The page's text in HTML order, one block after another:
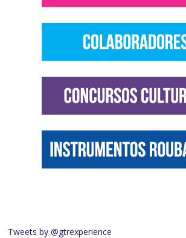
Tweets by @gtrexperience